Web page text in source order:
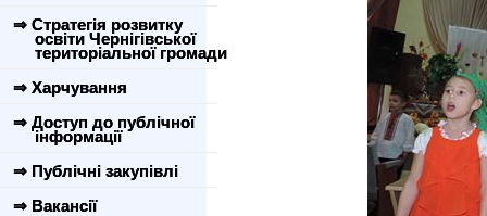
⇒ Стратегія розвитку
освіти Чернігівської
територіальної громади
⇒ Харчування
⇒ Доступ до публічної
інформації
⇒ Публічні закупівлі
⇒ Вакансії